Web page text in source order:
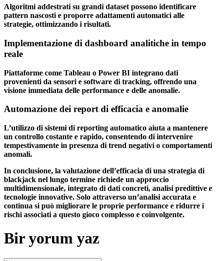
Algoritmi addestrati su grandi dataset possono identificare
pattern nascosti e proporre adattamenti automatici alle
strategie, ottimizzando i risultati.
Implementazione di dashboard analitiche in tempo
reale
Piattaforme come Tableau o Power BI integrano dati
provenienti da sensori e software di tracking, offrendo una
visione immediata delle performance e delle anomalie.
Automazione dei report di efficacia e anomalie
L’utilizzo di sistemi di reporting automatico aiuta a mantenere
un controllo costante e rapido, consentendo di intervenire
tempestivamente in presenza di trend negativi o comportamenti
anomali.
In conclusione, la valutazione dell’efficacia di una strategia di
blackjack nel lungo termine richiede un approccio
multidimensionale, integrato di dati concreti, analisi predittive e
tecnologie innovative. Solo attraverso un’analisi accurata e
continua si può migliorare le proprie performance e ridurre i
rischi associati a questo gioco complesso e coinvolgente.
Bir yorum yaz